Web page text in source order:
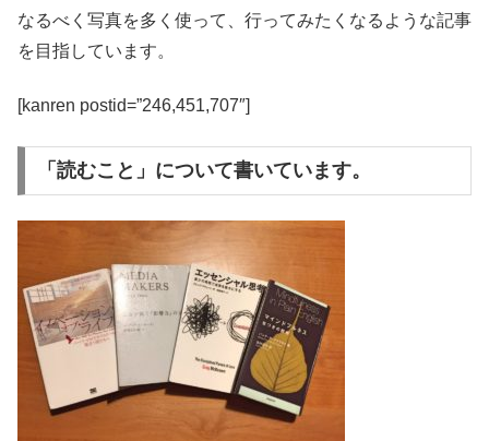
なるべく写真を多く使って、行ってみたくなるような記事
を目指しています。
[kanren postid=”246,451,707″]
「読むこと」について書いています。